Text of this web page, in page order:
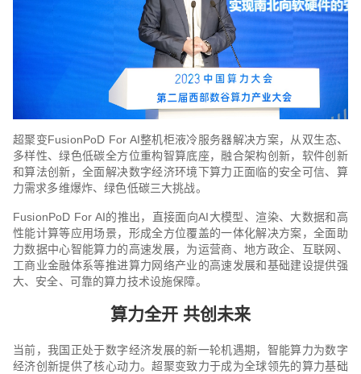
超聚变FusionPoD For AI整机柜液冷服务器解决方案，从双生态、
多样性、绿色低碳全方位重构智算底座，融合架构创新，软件创新
和算法创新，全面解决数字经济环境下算力正面临的安全可信、算
力需求多维爆炸、绿色低碳三大挑战。
FusionPoD For AI的推出，直接面向AI大模型、渲染、大数据和高
性能计算等应用场景，形成全方位覆盖的一体化解决方案，全面助
力数据中心智能算力的高速发展，为运营商、地方政企、互联网、
工商业金融体系等推进算力网络产业的高速发展和基础建设提供强
大、安全、可靠的算力技术设施保障。
算力全开 共创未来
当前，我国正处于数字经济发展的新一轮机遇期，智能算力为数字
经济创新提供了核心动力。超聚变致力于成为全球领先的算力基础